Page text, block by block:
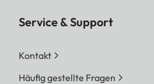
Service & Support
Kontakt
Häufig gestellte Fragen